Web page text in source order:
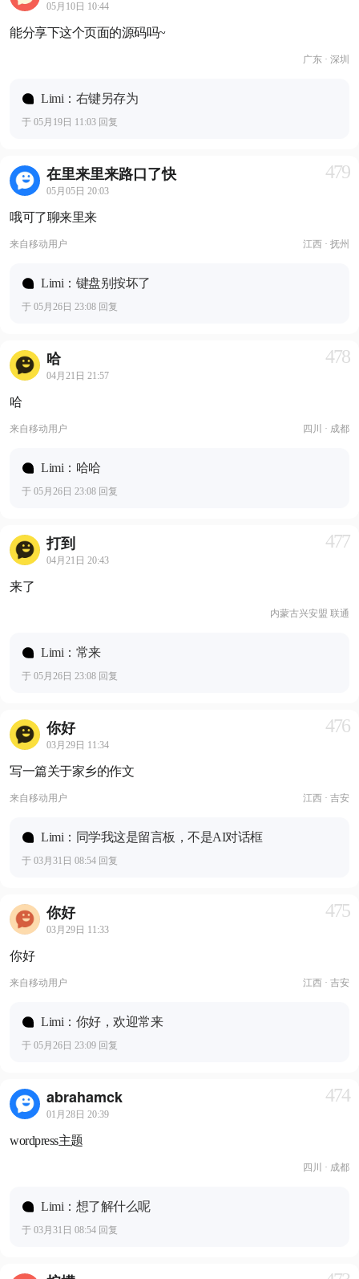
05月10日 10:44
能分享下这个页面的源码吗~
广东 · 深圳
Limi：右键另存为
于 05月19日 11:03 回复
在里来里来路口了快
05月05日 20:03
479
哦可了聊来里来
来自移动用户 江西 · 抚州
Limi：键盘别按坏了
于 05月26日 23:08 回复
哈
04月21日 21:57
478
哈
来自移动用户 四川 · 成都
Limi：哈哈
于 05月26日 23:08 回复
打到
04月21日 20:43
477
来了
内蒙古兴安盟 联通
Limi：常来
于 05月26日 23:08 回复
你好
03月29日 11:34
476
写一篇关于家乡的作文
来自移动用户 江西 · 吉安
Limi：同学我这是留言板，不是AI对话框
于 03月31日 08:54 回复
你好
03月29日 11:33
475
你好
来自移动用户 江西 · 吉安
Limi：你好，欢迎常来
于 05月26日 23:09 回复
abrahamck
01月28日 20:39
474
wordpress主题
四川 · 成都
Limi：想了解什么呢
于 03月31日 08:54 回复